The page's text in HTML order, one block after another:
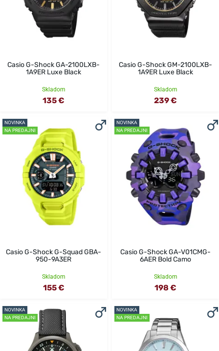
Casio G-Shock GA-2100LXB-
1A9ER Luxe Black
Skladom
135 €
Casio G-Shock GM-2100LXB-
1A9ER Luxe Black
Skladom
239 €
NOVINKA
NA PREDAJNI
Casio G-Shock G-Squad GBA-
950-9A3ER
Skladom
155 €
NOVINKA
NA PREDAJNI
Casio G-Shock GA-V01CMG-
6AER Bold Camo
Skladom
198 €
NOVINKA
NA PREDAJNI
NOVINKA
NA PREDAJNI